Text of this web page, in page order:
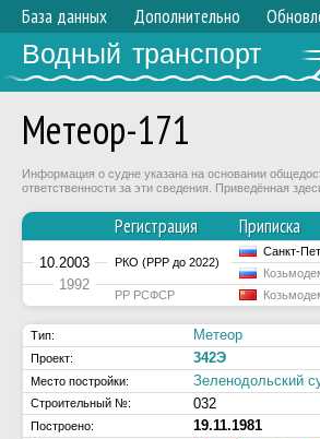
База данных Дополнительно
Водный транспорт
Метеор-171
Информация о судне указана на основании
ответственности за эти сведения. Приведённая
Регистрация Приписка
10.2003 РКО (РРР до 2022)
Санкт-
1992
РР РСФСР
Тип: Метеор
Проект: 342Э
Место постройки: Зеленодольский
Строительный №: 032
Построено: 19.11.1981